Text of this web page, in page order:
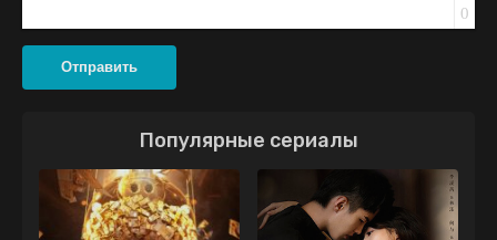
0
Отправить
Популярные сериалы